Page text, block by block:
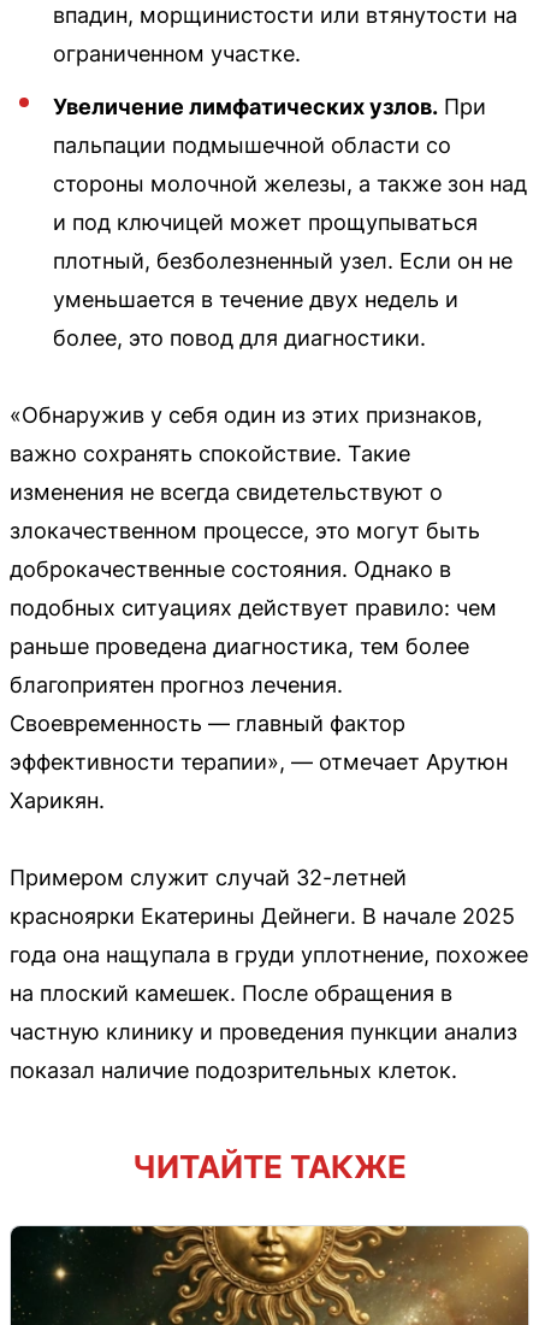
впадин, морщинистости или втянутости на
ограниченном участке.
Увеличение лимфатических узлов. При
пальпации подмышечной области со
стороны молочной железы, а также зон над
и под ключицей может прощупываться
плотный, безболезненный узел. Если он не
уменьшается в течение двух недель и
более, это повод для диагностики.
«Обнаружив у себя один из этих признаков,
важно сохранять спокойствие. Такие
изменения не всегда свидетельствуют о
злокачественном процессе, это могут быть
доброкачественные состояния. Однако в
подобных ситуациях действует правило: чем
раньше проведена диагностика, тем более
благоприятен прогноз лечения.
Своевременность — главный фактор
эффективности терапии», — отмечает Арутюн
Харикян.
Примером служит случай 32-летней
красноярки Екатерины Дейнеги. В начале 2025
года она нащупала в груди уплотнение, похожее
на плоский камешек. После обращения в
частную клинику и проведения пункции анализ
показал наличие подозрительных клеток.
ЧИТАЙТЕ ТАКЖЕ